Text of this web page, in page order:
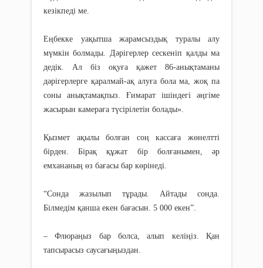
кезікпеді ме.
Еңбекке уақытша жарамсыздық туралы алу
мүмкін болмады. Дәрігерлер сескеніп қалды ма
дедік. Ал біз оқуға қажет 86-анықтаманы
дәрігерлерге қаралмай-ақ алуға бола ма, жоқ па
соны анықтамақпыз. Ғимарат ішіндегі әңгіме
жасырын камераға түсірілетін болады».
Қызмет ақылы болған соң кассаға жөнелтті
бірден. Бірақ құжат бір болғанымен, әр
емхананың өз бағасы бар көрінеді.
“Сонда жазылып тұрады. Айтады сонда.
Білмедім қанша екен бағасын. 5 000 екен”.
– Флюраңыз бар болса, алып келіңіз. Қан
тапсырасыз саусағыңыздан.